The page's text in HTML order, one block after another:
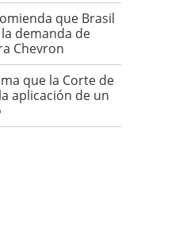
que Brasil
demanda de
Chevron
que la Corte de
aplicación de un